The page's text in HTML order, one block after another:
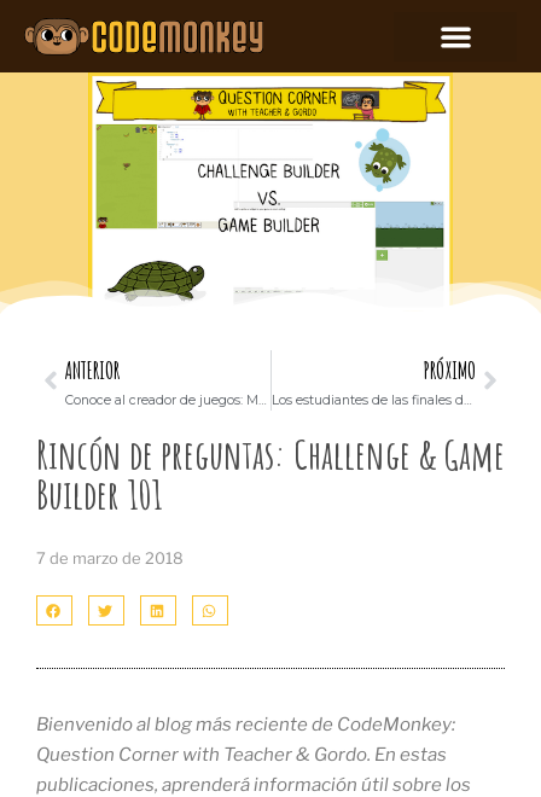
ANTERIOR
Conoce al creador de juegos: Mardian
PRÓXIMO
Los estudiantes de las finales de las Olimpiadas Cibernéticas de Israel compiten con CodeMonkey
Rincón de preguntas: Challenge & Game
Builder 101
7 de marzo de 2018
Bienvenido al blog más reciente de CodeMonkey:
Question Corner with Teacher & Gordo. En estas
publicaciones, aprenderá información útil sobre los